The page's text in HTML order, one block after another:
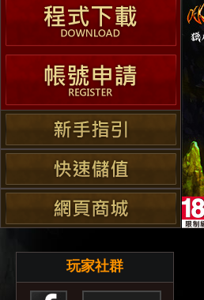
玩家社群